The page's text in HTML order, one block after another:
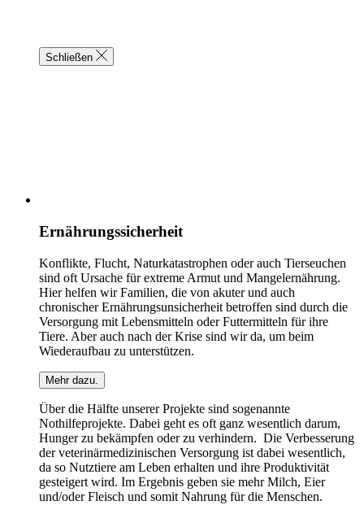
Schließen
Ernährungssicherheit
Konflikte, Flucht, Naturkatastrophen oder auch Tierseuchen
sind oft Ursache für extreme Armut und Mangelernährung.
Hier helfen wir Familien, die von akuter und auch
chronischer Ernährungsunsicherheit betroffen sind durch die
Versorgung mit Lebensmitteln oder Futtermitteln für ihre
Tiere. Aber auch nach der Krise sind wir da, um beim
Wiederaufbau zu unterstützen.
Mehr dazu.
Über die Hälfte unserer Projekte sind sogenannte
Nothilfeprojekte. Dabei geht es oft ganz wesentlich darum,
Hunger zu bekämpfen oder zu verhindern. Die Verbesserung
der veterinärmedizinischen Versorgung ist dabei wesentlich,
da so Nutztiere am Leben erhalten und ihre Produktivität
gesteigert wird. Im Ergebnis geben sie mehr Milch, Eier
und/oder Fleisch und somit Nahrung für die Menschen.